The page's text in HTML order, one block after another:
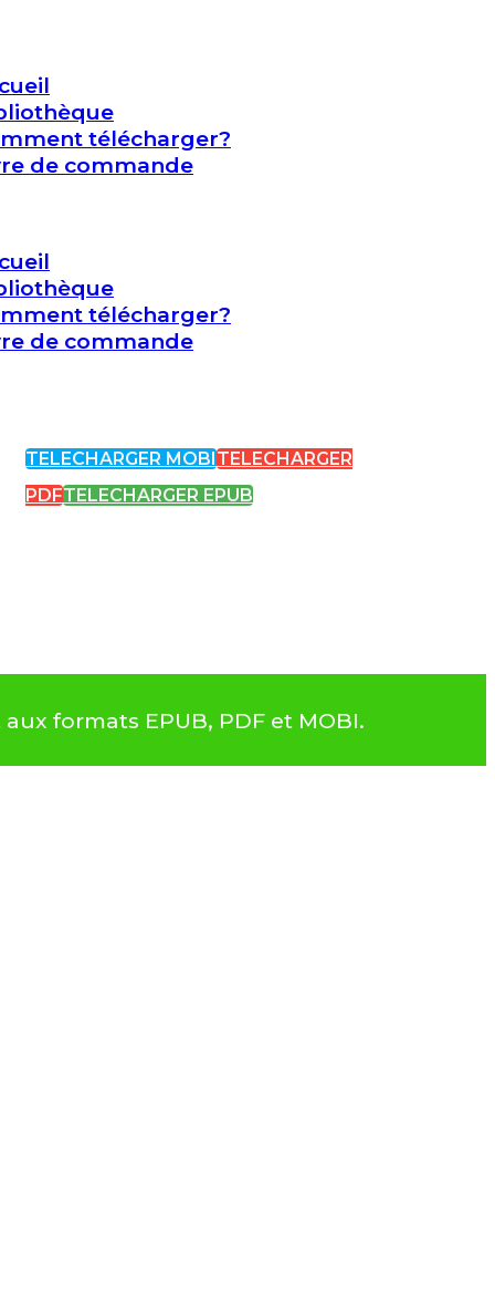
télécharger?
de commande
télécharger?
de commande
TELECHARGER MOBITELECHARGER
PDFTELECHARGER EPUB
formats EPUB, PDF et MOBI.